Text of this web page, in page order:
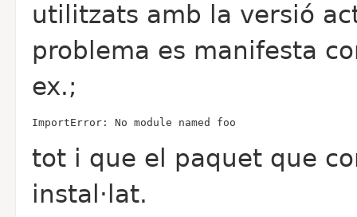
utilitzats amb la versió
problema es manifesta
ex.;
ImportError: No module named foo
tot i que el paquet que
instal·lat.